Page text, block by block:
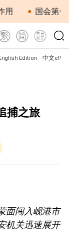
会第一次非常规
Edition 中文
捕之旅
面闯入岘港市
机关迅速展开